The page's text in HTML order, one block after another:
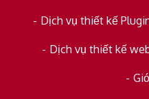
Dịch vụ thiết kế
Dịch vụ thiết kế